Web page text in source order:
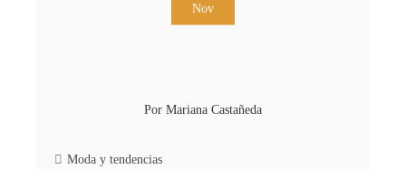
Nov
Por Mariana Castañeda
Moda y tendencias